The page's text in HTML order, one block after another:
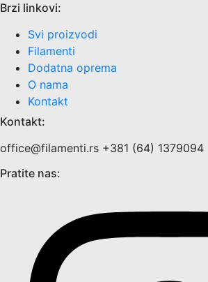
Brzi linkovi:
Svi proizvodi
Filamenti
Dodatna oprema
O nama
Kontakt
Kontakt:
office@filamenti.rs +381 (64) 1379094
Pratite nas: